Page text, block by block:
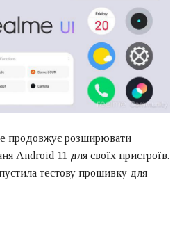
продовжує розширювати
Android 11 для своїх пристроїв.
тестову прошивку для